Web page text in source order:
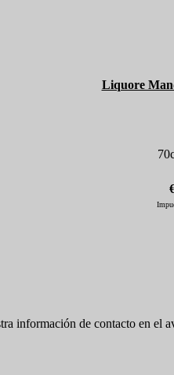
Liquore
información de contacto en el